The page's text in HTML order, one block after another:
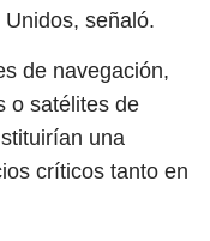
señaló.
de navegación,
o satélites de
una
críticos tanto en